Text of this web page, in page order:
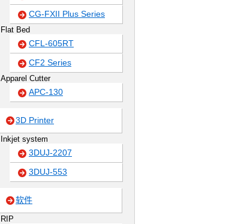
CG-FXII Plus Series
Flat Bed
CFL-605RT
CF2 Series
Apparel Cutter
APC-130
3D Printer
Inkjet system
3DUJ-2207
3DUJ-553
软件
RIP